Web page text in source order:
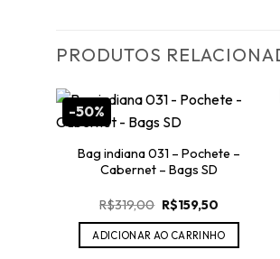
PRODUTOS
-50%
Bag indiana 031 – Pochete –
Cabernet – Bags SD
R$319,00 O
original
era:
R$159,50O
atual
é:
ADICIONAR AO CARRINHO